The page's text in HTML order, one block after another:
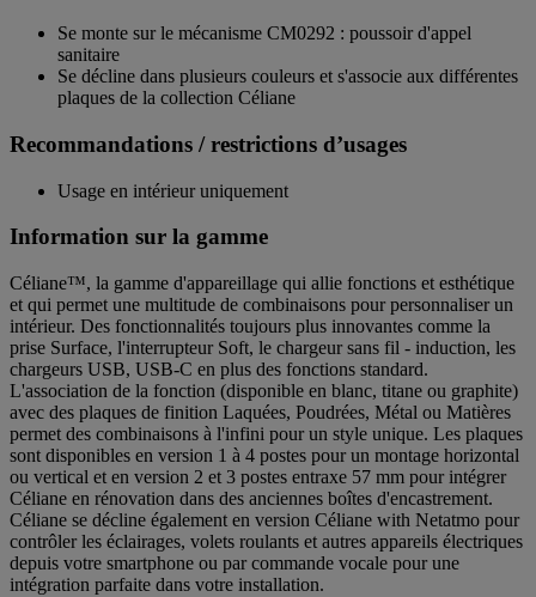
Se monte sur le mécanisme CM0292 : poussoir d'appel
sanitaire
Se décline dans plusieurs couleurs et s'associe aux différentes
plaques de la collection Céliane
Recommandations / restrictions d’usages
Usage en intérieur uniquement
Information sur la gamme
Céliane™, la gamme d'appareillage qui allie fonctions et esthétique
et qui permet une multitude de combinaisons pour personnaliser un
intérieur. Des fonctionnalités toujours plus innovantes comme la
prise Surface, l'interrupteur Soft, le chargeur sans fil - induction, les
chargeurs USB, USB-C en plus des fonctions standard.
L'association de la fonction (disponible en blanc, titane ou graphite)
avec des plaques de finition Laquées, Poudrées, Métal ou Matières
permet des combinaisons à l'infini pour un style unique. Les plaques
sont disponibles en version 1 à 4 postes pour un montage horizontal
ou vertical et en version 2 et 3 postes entraxe 57 mm pour intégrer
Céliane en rénovation dans des anciennes boîtes d'encastrement.
Céliane se décline également en version Céliane with Netatmo pour
contrôler les éclairages, volets roulants et autres appareils électriques
depuis votre smartphone ou par commande vocale pour une
intégration parfaite dans votre installation.